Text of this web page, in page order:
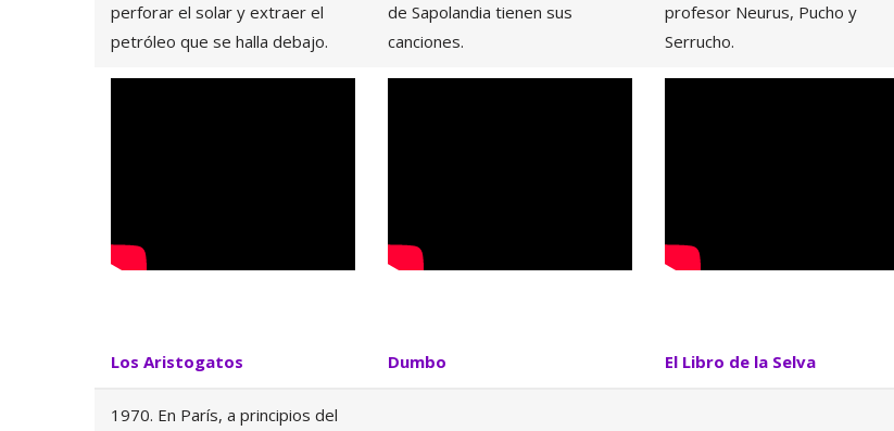
perforar el solar y extraer el
petróleo que se halla debajo.
de Sapolandia tienen sus
canciones.
profesor Neurus, Pucho y
Serrucho.
Los Aristogatos Dumbo El Libro de la Selva
1970. En París, a principios del